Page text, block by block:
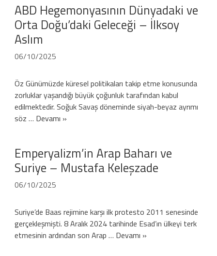
ABD Hegemonyasının Dünyadaki ve
Orta Doğu’daki Geleceği – İlksoy
Aslım
06/10/2025
Öz Günümüzde küresel politikaları takip etme konusunda
zorluklar yaşandığı büyük çoğunluk tarafından kabul
edilmektedir. Soğuk Savaş döneminde siyah-beyaz ayrımı
söz … Devamı »
Emperyalizm’in Arap Baharı ve
Suriye – Mustafa Keleşzade
06/10/2025
Suriye’de Baas rejimine karşı ilk protesto 2011 senesinde
gerçekleşmişti. 8 Aralık 2024 tarihinde Esad’ın ülkeyi terk
etmesinin ardından son Arap … Devamı »